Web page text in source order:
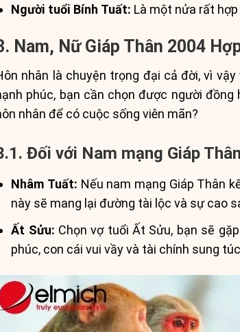
Người tuổi Bính Tuất: Là một nửa rất
Nam, Nữ Giáp Thân 2004
nhân là chuyện trọng đại cả đời, vì
phúc, bạn cần chọn được người
nhân để có cuộc sống viên mãn?
Đối với Nam mạng Giáp Thân
Nhâm Tuất: Nếu nam mạng Giáp Thân
này sẽ mang lại đường tài lộc và sự cao
Ất Sửu: Chọn vợ tuổi Ất Sửu, bạn sẽ
phúc, con cái vui vầy và tài chính sung